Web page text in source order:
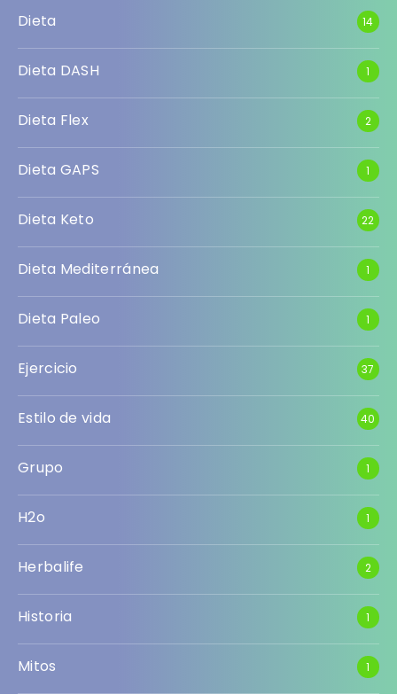
Dieta 14
Dieta DASH 1
Dieta Flex 2
Dieta GAPS 1
Dieta Keto 22
Dieta Mediterránea 1
Dieta Paleo 1
Ejercicio 37
Estilo de vida 40
Grupo 1
H2o 1
Herbalife 2
Historia 1
Mitos 1